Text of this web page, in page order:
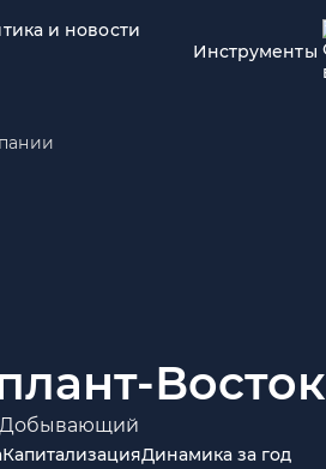
и новости
Инструменты
Восток
Добывающий
КапитализацияДинамика за год